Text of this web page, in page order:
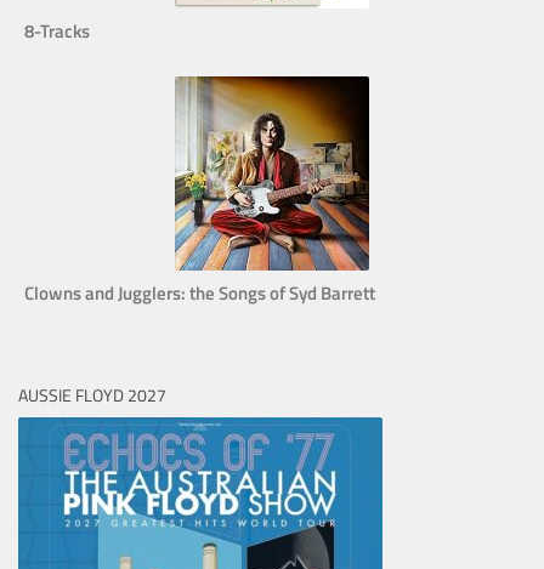
8-Tracks
Clowns and Jugglers: the Songs of Syd Barrett
AUSSIE FLOYD 2027